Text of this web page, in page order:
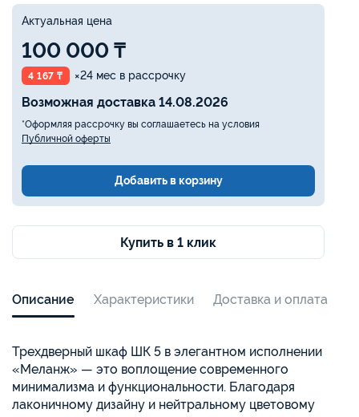
Актуальная цена
100 000 ₸
4 167 ₸ ×24 мес в рассрочку
Возможная доставка 14.08.2026
*Оформляя рассрочку вы соглашаетесь на условия
Публичной оферты
Добавить в корзину
Купить в 1 клик
Описание Характеристики Доставка и оплата
Трехдверный шкаф ШК 5 в элегантном исполнении
«Меланж» — это воплощение современного
минимализма и функциональности. Благодаря
лаконичному дизайну и нейтральному цветовому